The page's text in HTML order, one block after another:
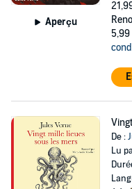
Aperçu
De :
Lu